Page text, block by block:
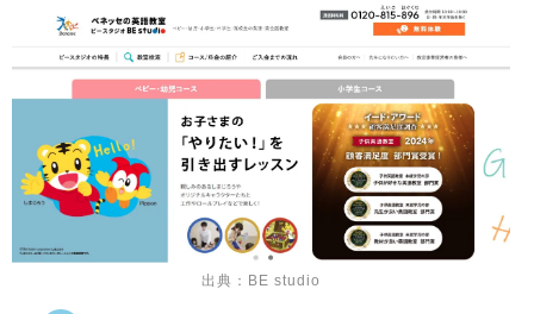
出典：BE studio